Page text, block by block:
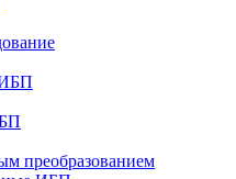
ИБП
преобразованием